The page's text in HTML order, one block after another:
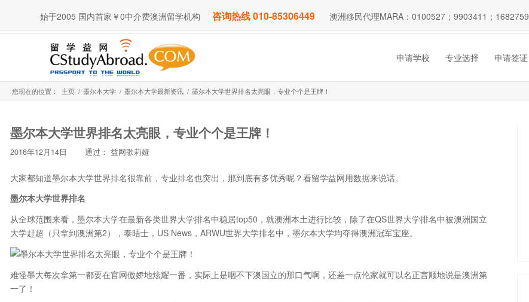
始于2005 国内首家￥0中介费澳洲留学机构 咨询热线 010-85306449 澳洲移民代理MARA：0100527；9903411；1682759
申请学校 专业选择 申请签证
您现在的位置： 主页 / 墨尔本大学 / 墨尔本大学最新资讯 / 墨尔本大学世界排名太亮眼，专业个个是王牌！
墨尔本大学世界排名太亮眼，专业个个是王牌！
2016年12月14日 通过： 益网歌莉娅
大家都知道墨尔本大学世界排名很靠前，专业排名也突出，那到底有多优秀呢？看留学益网用数据来说话。
墨尔本大学世界排名
从全球范围来看，墨尔本大学在最新各类世界大学排名中稳居top50，就澳洲本土进行比较，除了在QS世界大学排名中被澳洲国立
大学赶超（只拿到澳洲第2），泰晤士，US News，ARWU世界大学排名中，墨尔本大学均夺得澳洲冠军宝座。
难怪墨大每次拿第一都要在官网傲娇地炫耀一番，实际上是咽不下澳国立的那口气啊，还差一点伦家就可以名正言顺地说是澳洲第
一了！